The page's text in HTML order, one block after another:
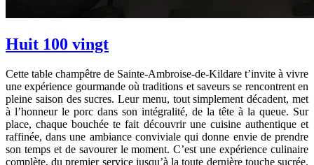
Huit 100 vingt
Cette table champêtre de Sainte-Ambroise-de-Kildare t’invite à vivre
une expérience gourmande où traditions et saveurs se rencontrent en
pleine saison des sucres. Leur menu, tout simplement décadent, met
à l’honneur le porc dans son intégralité, de la tête à la queue. Sur
place, chaque bouchée te fait découvrir une cuisine authentique et
raffinée, dans une ambiance conviviale qui donne envie de prendre
son temps et de savourer le moment. C’est une expérience culinaire
complète, du premier service jusqu’à la toute dernière touche sucrée.